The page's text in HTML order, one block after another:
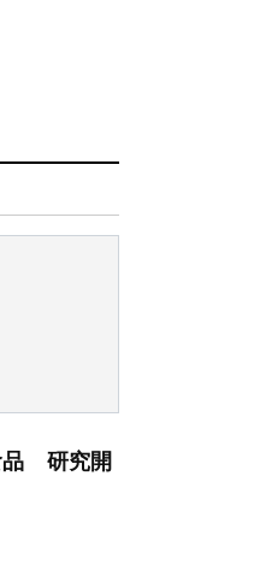
品 研究開